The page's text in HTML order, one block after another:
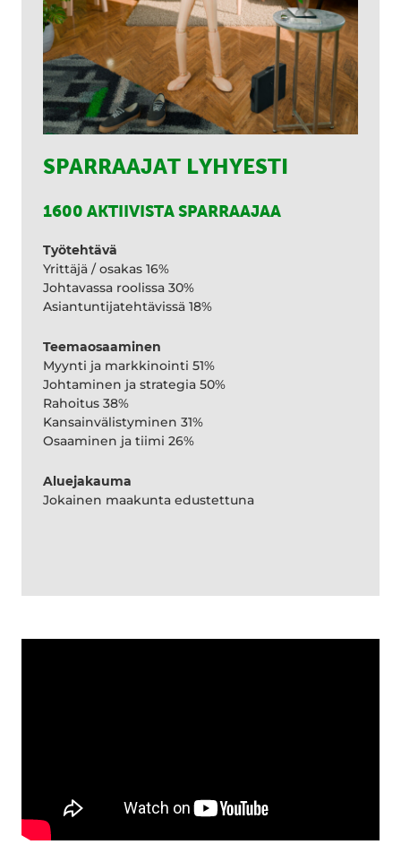
SPARRAAJAT LYHYESTI
1600 AKTIIVISTA SPARRAAJAA
Työtehtävä
Yrittäjä / osakas 16%
Johtavassa roolissa 30%
Asiantuntijatehtävissä 18%
Teemaosaaminen
Myynti ja markkinointi 51%
Johtaminen ja strategia 50%
Rahoitus 38%
Kansainvälistyminen 31%
Osaaminen ja tiimi 26%
Aluejakauma
Jokainen maakunta edustettuna